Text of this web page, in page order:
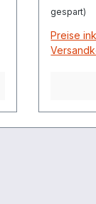
und
gespart)
Preise